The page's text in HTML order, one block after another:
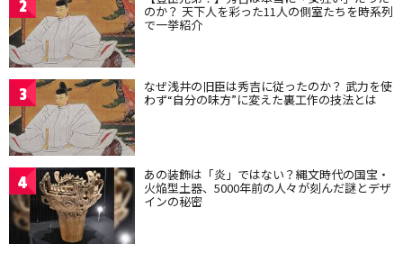
2 のか？ 天下人を彩った11人の側室たちを時系列
で一挙紹介
3 なぜ浅井の旧臣は秀吉に従ったのか？ 武力を使
わず“自分の味方”に変えた裏工作の技法とは
4 あの装飾は「炎」ではない？縄文時代の国宝・
火焔型土器、5000年前の人々が刻んだ謎とデザ
インの秘密